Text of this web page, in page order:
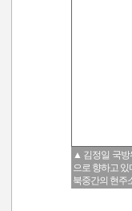
▲ 김정일 국방
으로 향하고 있
북중간의 현주